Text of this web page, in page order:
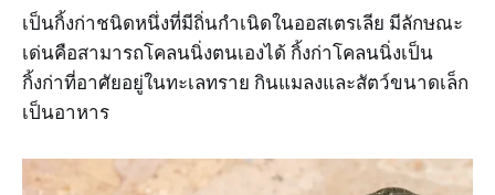
เป็นกิ้งก่าชนิดหนึ่งที่มีถิ่นกำเนิดในออสเตรเลีย มีลักษณะ
เด่นคือสามารถโคลนนิ่งตนเองได้ กิ้งก่าโคลนนิ่งเป็น
กิ้งก่าที่อาศัยอยู่ในทะเลทราย กินแมลงและสัตว์ขนาดเล็ก
เป็นอาหาร